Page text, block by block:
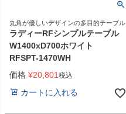
丸角が優しいデザインの多目的テーブル
ラディーRFシンプルテーブル
W1400xD700ホワイト
RFSPT-1470WH
価格 ¥20,801税込
カートに入れる